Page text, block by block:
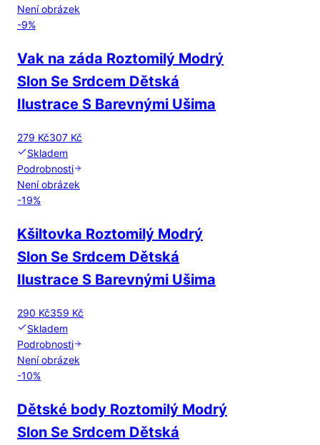
Není obrázek
-9%
Vak na záda Roztomilý Modrý
Slon Se Srdcem Dětská
Ilustrace S Barevnými Ušima
279 Kč307 Kč
Skladem
Podrobnosti
Není obrázek
-19%
Kšiltovka Roztomilý Modrý
Slon Se Srdcem Dětská
Ilustrace S Barevnými Ušima
290 Kč359 Kč
Skladem
Podrobnosti
Není obrázek
-10%
Dětské body Roztomilý Modrý
Slon Se Srdcem Dětská